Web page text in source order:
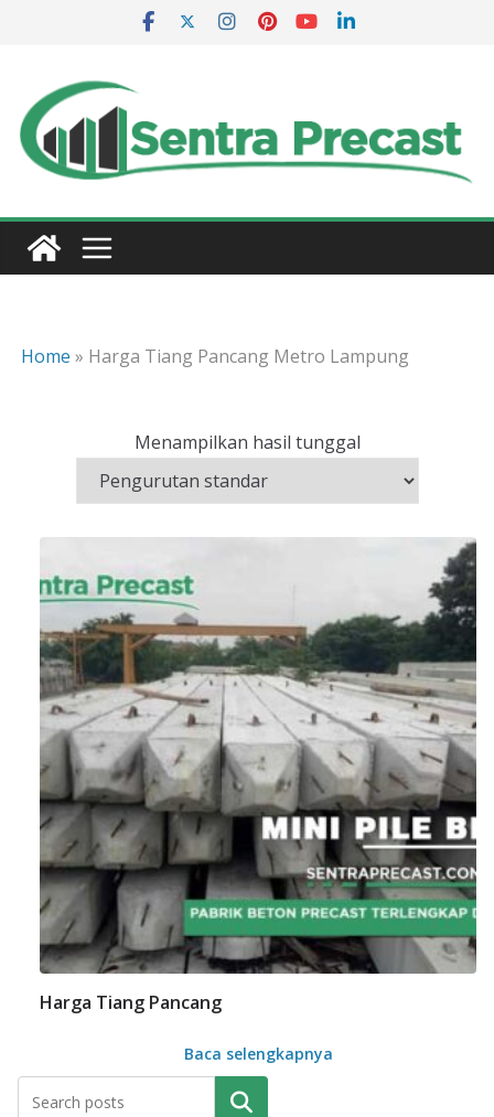
Home » Harga Tiang Pancang Metro Lampung
Menampilkan hasil tunggal
Harga Tiang Pancang
Baca selengkapnya
Pencarian